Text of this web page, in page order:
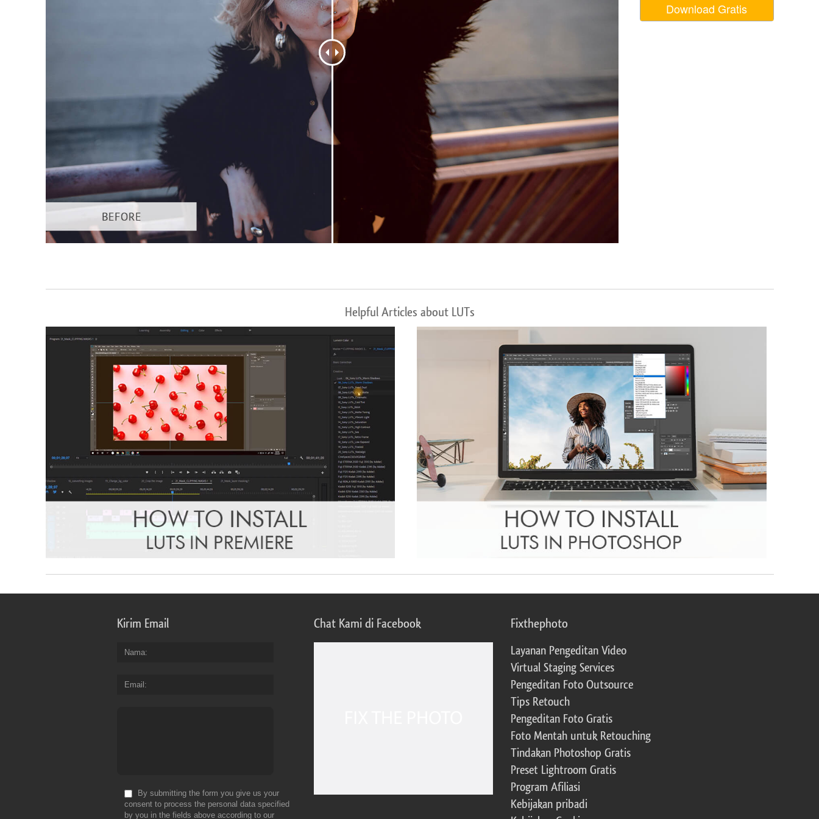
Layanan Perbaikan Produk Layanan Retouching Perhiasan Video Editing ServicesDownload Gratis
Helpful Articles about LUTs
Kirim Email
Nama
Email
By submitting the form you give us your
consent to process the personal data specified
by you in the fields above according to our
Chat Kami di Facebook Fixthephoto
Layanan Pengeditan Video
Virtual Staging Services
Pengeditan Foto Outsource
Tips Retouch
Pengeditan Foto Gratis
Foto Mentah untuk Retouching
Tindakan Photoshop Gratis
Preset Lightroom Gratis
Program Afiliasi
Kebijakan pribadi